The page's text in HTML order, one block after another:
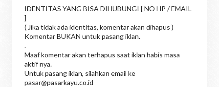
IDENTITAS YANG BISA DIHUBUNGI [ NO HP / EMAIL
]
( Jika tidak ada identitas, komentar akan dihapus )
Komentar BUKAN untuk pasang iklan.
.
Maaf komentar akan terhapus saat iklan habis masa
aktif nya.
Untuk pasang iklan, silahkan email ke
pasar@pasarkayu.co.id